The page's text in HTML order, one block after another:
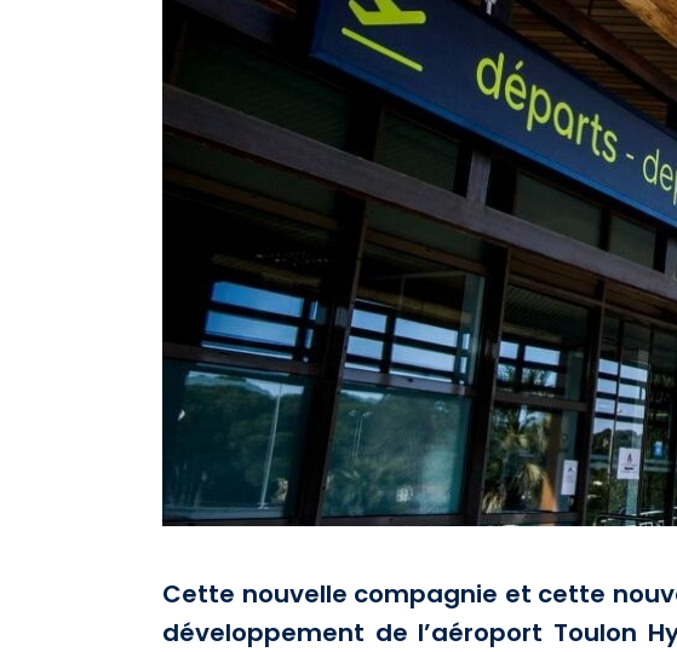
Cette nouvelle compagnie et cette
développement de l’aéroport Toulon